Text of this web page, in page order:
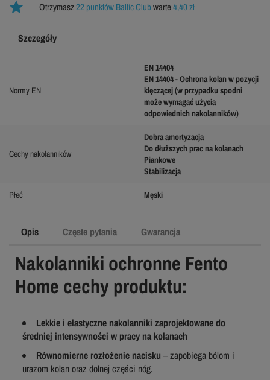
Otrzymasz22 punktów Baltic Clubwarte4,40 zł
Opis Częste pytania Gwarancja
Nakolanniki ochronne Fento
Home cechy produktu:
Lekkie i elastyczne nakolanniki zaprojektowane do
średniej intensywności w pracy na kolanach
Równomierne rozłożenie nacisku – zapobiega bólom i
urazom kolan oraz dolnej części nóg.
Szczegóły
Normy EN
EN 14404
EN 14404 - Ochrona kolan w pozycji
klęczącej (w przypadku spodni
może wymagać użycia
odpowiednich nakolanników)
Cechy nakolanników
Dobra amortyzacja
Do dłuższych prac na kolanach
Piankowe
Stabilizacja
Płeć Męski